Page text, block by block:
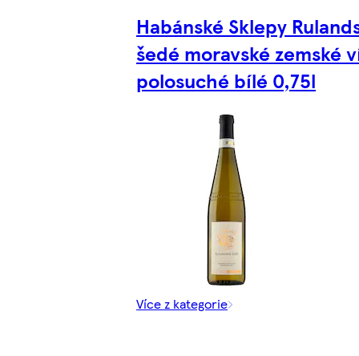
Habánské Sklepy
šedé moravské zemské
polosuché bílé 0,75l
Více z kategorie